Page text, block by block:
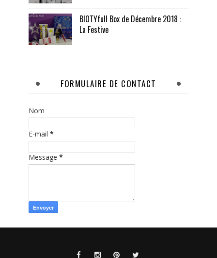
BIOTYfull Box de Décembre 2018 :
La Festive
FORMULAIRE DE CONTACT
Nom
E-mail *
Message *